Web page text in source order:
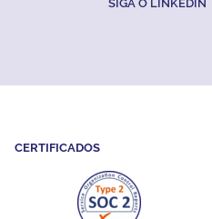
SIGA O LINKEDIN
CERTIFICADOS